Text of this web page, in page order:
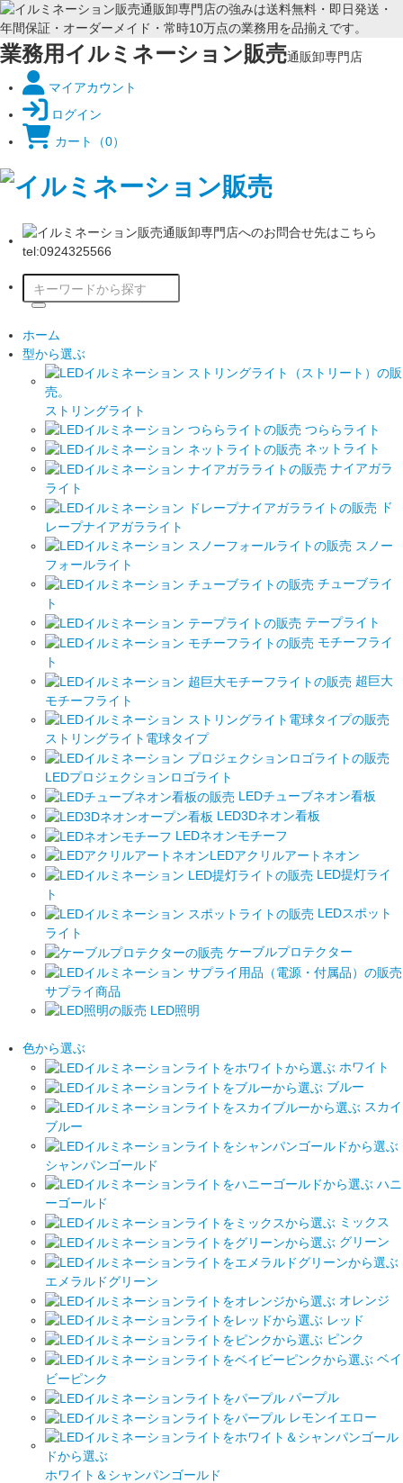
業務用イルミネーション販売通販卸専門店
マイアカウント
ログイン
カート
（0）
ホーム
型から選ぶ
ストリングライト
つららライト
ネットライト
ナイアガラ
ライト
ド
レープナイアガラライト
スノー
フォールライト
チューブライ
ト
テープライト
モチーフライ
ト
超巨大
モチーフライト
ストリングライト電球タイプ
LEDプロジェクションロゴライト
LEDチューブネオン看板
LED3Dネオン看板
LEDネオンモチーフ
LEDアクリルアートネオン
LED提灯ライ
ト
LEDスポット
ライト
ケーブルプロテクター
サプライ商品
LED照明
色から選ぶ
ホワイト
ブルー
スカイ
ブルー
シャンパンゴールド
ハニ
ーゴールド
ミックス
グリーン
エメラルドグリーン
オレンジ
レッド
ピンク
ベイ
ビーピンク
パープル
レモンイエロー
ホワイト＆シャンパンゴールド